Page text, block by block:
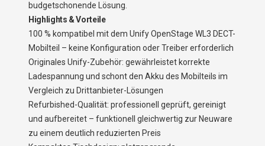
budgetschonende Lösung.
Highlights & Vorteile
100 % kompatibel mit dem Unify OpenStage WL3 DECT-
Mobilteil – keine Konfiguration oder Treiber erforderlich
Originales Unify-Zubehör: gewährleistet korrekte
Ladespannung und schont den Akku des Mobilteils im
Vergleich zu Drittanbieter-Lösungen
Refurbished-Qualität: professionell geprüft, gereinigt
und aufbereitet – funktionell gleichwertig zur Neuware
zu einem deutlich reduzierten Preis